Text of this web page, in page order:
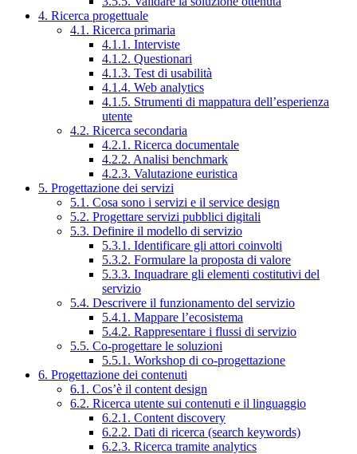
4. Ricerca progettuale
4.1. Ricerca primaria
4.1.1. Interviste
4.1.2. Questionari
4.1.3. Test di usabilità
4.1.4. Web analytics
4.1.5. Strumenti di mappatura dell’esperienza
utente
4.2. Ricerca secondaria
4.2.1. Ricerca documentale
4.2.2. Analisi benchmark
4.2.3. Valutazione euristica
5. Progettazione dei servizi
5.1. Cosa sono i servizi e il service design
5.2. Progettare servizi pubblici digitali
5.3. Definire il modello di servizio
5.3.1. Identificare gli attori coinvolti
5.3.2. Formulare la proposta di valore
5.3.3. Inquadrare gli elementi costitutivi del
servizio
5.4. Descrivere il funzionamento del servizio
5.4.1. Mappare l’ecosistema
5.4.2. Rappresentare i flussi di servizio
5.5. Co-progettare le soluzioni
5.5.1. Workshop di co-progettazione
6. Progettazione dei contenuti
6.1. Cos’è il content design
6.2. Ricerca utente sui contenuti e il linguaggio
6.2.1. Content discovery
6.2.2. Dati di ricerca (search keywords)
6.2.3. Ricerca tramite analytics